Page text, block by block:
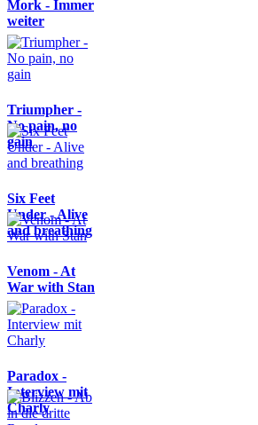
Mork - Immer
weiter
Triumpher -
No pain, no
gain
Six Feet
Under - Alive
and breathing
Venom - At
War with Stan
Paradox -
Interview mit
Charly